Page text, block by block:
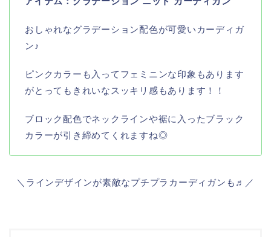
おしゃれなグラデーション配色が可愛いカーディガ
ン♪
ピンクカラーも入ってフェミニンな印象もあります
がとってもきれいなスッキリ感もあります！！
ブロック配色でネックラインや裾に入ったブラック
カラーが引き締めてくれますね◎
＼ラインデザインが素敵なプチプラカーディガンも♬／